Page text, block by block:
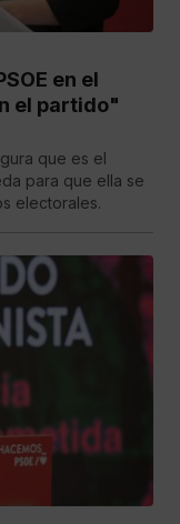
en el
el partido"
que es el
para que ella se
electorales.